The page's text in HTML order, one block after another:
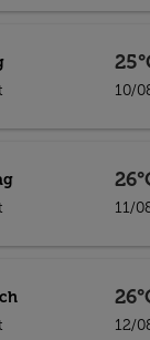
10/
11/
12/